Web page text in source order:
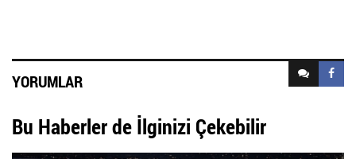
YORUMLAR
Bu Haberler de İlginizi Çekebilir